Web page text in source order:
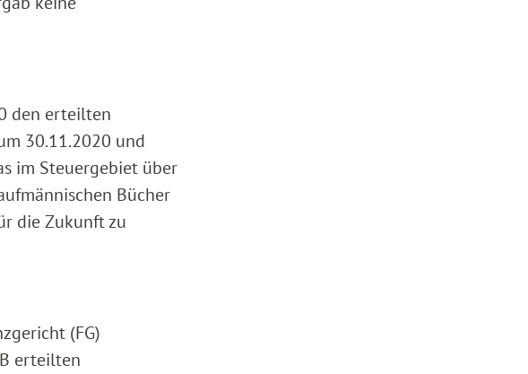
den erteilten
30.11.2020 und
im Steuergebiet über
Bücher
die Zukunft zu
(FG)
erteilten